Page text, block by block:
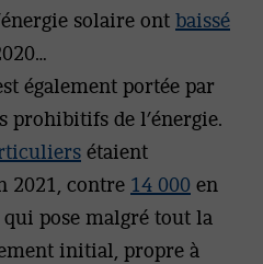
solaire ontbaissé
également portée par
prohibitifs de l’énergie.
étaient
2021, contre 14 000 en
pose malgré tout la
initial, propre à